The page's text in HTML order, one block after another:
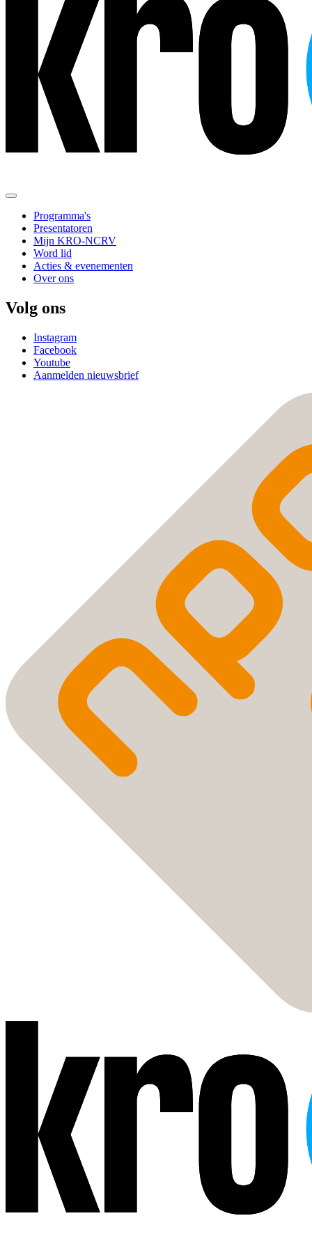
Programma's
Presentatoren
Mijn KRO-NCRV
Word lid
Acties & evenementen
Over ons
Volg ons
Instagram
Facebook
Youtube
Aanmelden nieuwsbrief